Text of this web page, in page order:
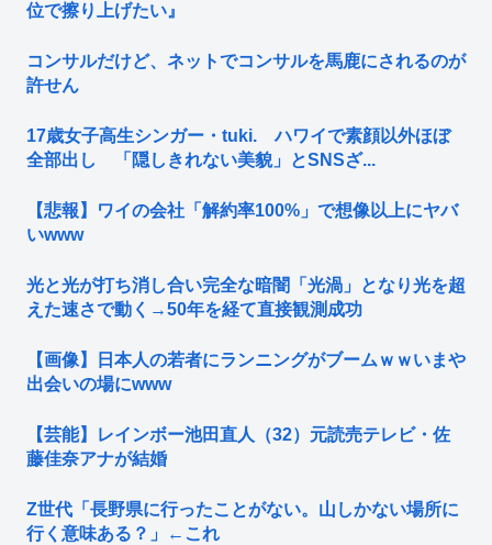
位で擦り上げたい』
コンサルだけど、ネットでコンサルを馬鹿にされるのが
許せん
17歳女子高生シンガー・tuki. ハワイで素顔以外ほぼ
全部出し 「隠しきれない美貌」とSNSざ...
【悲報】ワイの会社「解約率100%」で想像以上にヤバ
いwww
光と光が打ち消し合い完全な暗闇「光渦」となり光を超
えた速さで動く→50年を経て直接観測成功
【画像】日本人の若者にランニングがブームｗｗいまや
出会いの場にwww
【芸能】レインボー池田直人（32）元読売テレビ・佐
藤佳奈アナが結婚
Z世代「長野県に行ったことがない。山しかない場所に
行く意味ある？」←これ